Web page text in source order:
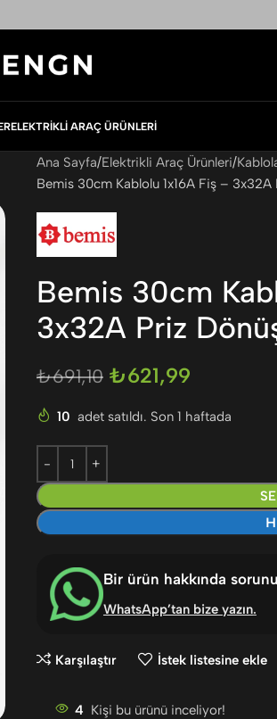
ELEKTRIKLI ARAÇ ÜRÜNLERI
Ana Sayfa Elektrikli Araç Ürünleri
Bemis 30cm Kablolu 1x16A Fiş – 3x32A
Bemis 30cm
3x32A Priz
₺691,10 ₺621,99
10 adet satıldı. Son 1 haftada
Bir ürün hakkında
WhatsApp’tan bize yazın.
Karşılaştır İstek listesine ekle
4 Kişi bu ürünü inceliyor!